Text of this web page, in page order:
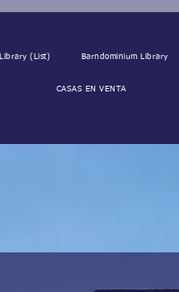
(List) Barndominium Library
CASAS EN VENTA